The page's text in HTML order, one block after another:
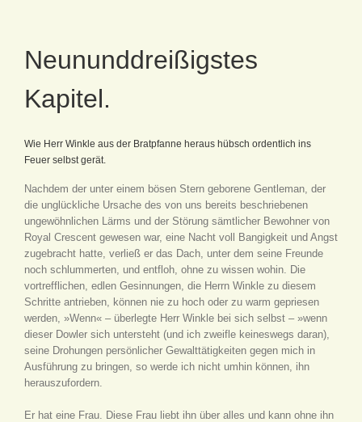
Neununddreißigstes
Kapitel.
Wie Herr Winkle aus der Bratpfanne heraus hübsch ordentlich ins
Feuer selbst gerät.
Nachdem der unter einem bösen Stern geborene Gentleman, der
die unglückliche Ursache des von uns bereits beschriebenen
ungewöhnlichen Lärms und der Störung sämtlicher Bewohner von
Royal Crescent gewesen war, eine Nacht voll Bangigkeit und Angst
zugebracht hatte, verließ er das Dach, unter dem seine Freunde
noch schlummerten, und entfloh, ohne zu wissen wohin. Die
vortrefflichen, edlen Gesinnungen, die Herrn Winkle zu diesem
Schritte antrieben, können nie zu hoch oder zu warm gepriesen
werden, »Wenn« – überlegte Herr Winkle bei sich selbst – »wenn
dieser Dowler sich untersteht (und ich zweifle keineswegs daran),
seine Drohungen persönlicher Gewalttätigkeiten gegen mich in
Ausführung zu bringen, so werde ich nicht umhin können, ihn
herauszufordern.
Er hat eine Frau. Diese Frau liebt ihn über alles und kann ohne ihn